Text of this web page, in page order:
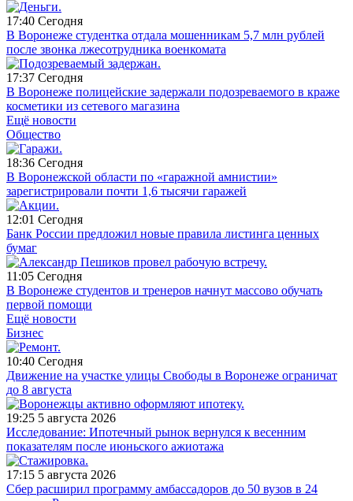
17:40 Сегодня
В Воронеже студентка отдала мошенникам 5,7 млн рублей
после звонка лжесотрудника военкомата
17:37 Сегодня
В Воронеже полицейские задержали подозреваемого в краже
косметики из сетевого магазина
Ещё новости
Общество
18:36 Сегодня
В Воронежской области по «гаражной амнистии»
зарегистрировали почти 1,6 тысячи гаражей
12:01 Сегодня
Банк России предложил новые правила листинга ценных
бумаг
11:05 Сегодня
В Воронеже студентов и тренеров начнут массово обучать
первой помощи
Ещё новости
Бизнес
10:40 Сегодня
Движение на участке улицы Свободы в Воронеже ограничат
до 8 августа
19:25 5 августа 2026
Исследование: Ипотечный рынок вернулся к весенним
показателям после июньского ажиотажа
17:15 5 августа 2026
Сбер расширил программу амбассадоров до 50 вузов в 24